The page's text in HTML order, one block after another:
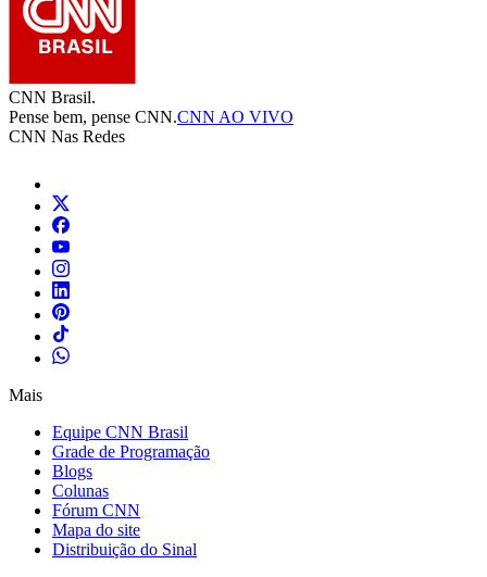
CNN Brasil.
Pense bem, pense CNN.CNN AO VIVO
CNN Nas Redes
Mais
Equipe CNN Brasil
Grade de Programação
Blogs
Colunas
Fórum CNN
Mapa do site
Distribuição do Sinal